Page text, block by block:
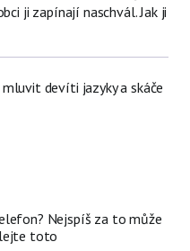
ji zapínají naschvál. Jak ji
devíti jazyky a skáče
Nejspíš za to může
toto